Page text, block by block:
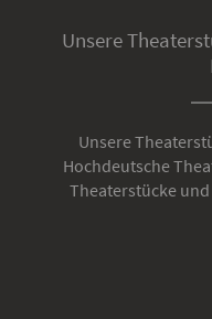
Unsere
Unsere
Hochdeutsche
Theaterstücke